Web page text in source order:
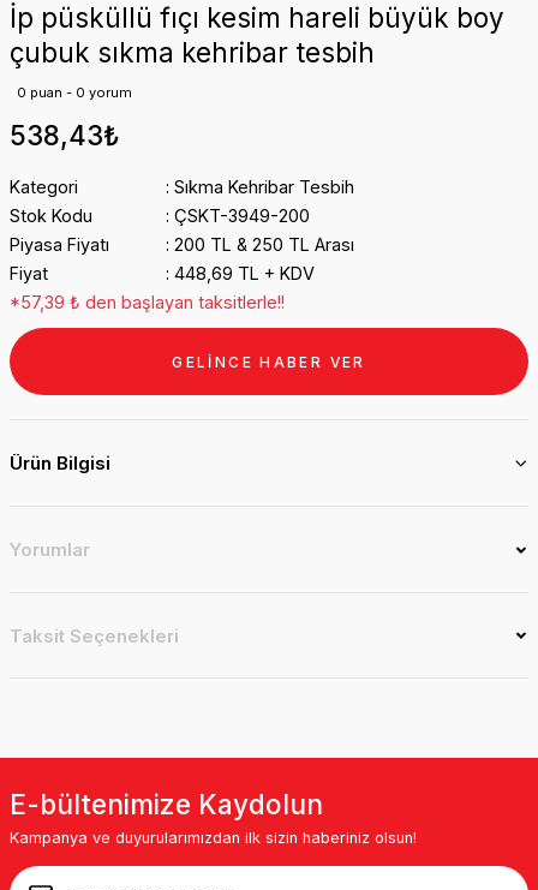
İp püsküllü fıçı kesim hareli büyük boy
çubuk sıkma kehribar tesbih
0 puan - 0 yorum
538,43₺
Kategori
Sıkma Kehribar Tesbih
Stok Kodu
ÇSKT-3949-200
Piyasa Fiyatı
200 TL & 250 TL Arası
Fiyat
448,69 TL + KDV
*57,39 ₺ den başlayan taksitlerle!!
GELİNCE HABER VER
Ürün Bilgisi
Yorumlar
Taksit Seçenekleri
E-bültenimize Kaydolun
Kampanya ve duyurularımızdan ilk sizin haberiniz olsun!